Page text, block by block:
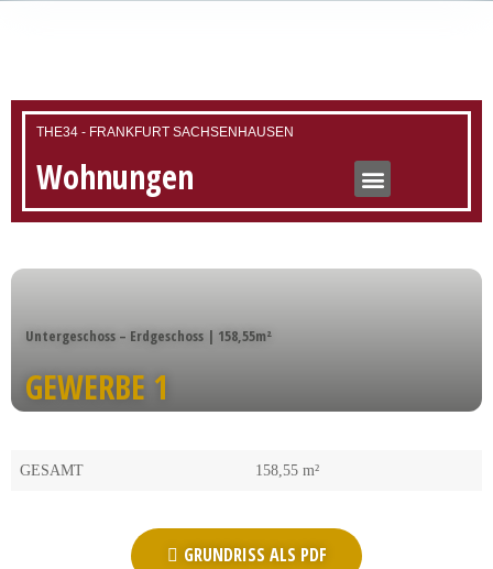
THE34 - FRANKFURT SACHSENHAUSEN
Wohnungen
Untergeschoss – Erdgeschoss | 158,55m²
GEWERBE 1
GESAMT 158,55 m²
GRUNDRISS ALS PDF